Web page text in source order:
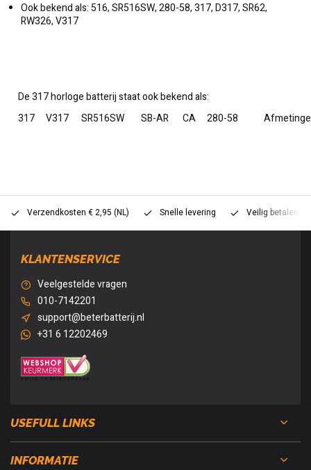
Ook bekend als: 516, SR516SW, 280-58, 317, D317, SR62,
RW326, V317
De 317 horloge batterij staat ook bekend als:
317
V317 SR516SW SB-AR CA 280-58
Verzendkosten € 2,95 (NL) Snelle levering Veilig betalen
KLANTENSERVICE
Veelgestelde vragen
010-7142201
support@beterbatterij.nl
+31 6 12202469
USEFULL LINKS
INFORMATIE